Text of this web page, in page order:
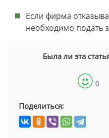
Если фирма
необходимо подать
Была ли эта
0
Поделиться: